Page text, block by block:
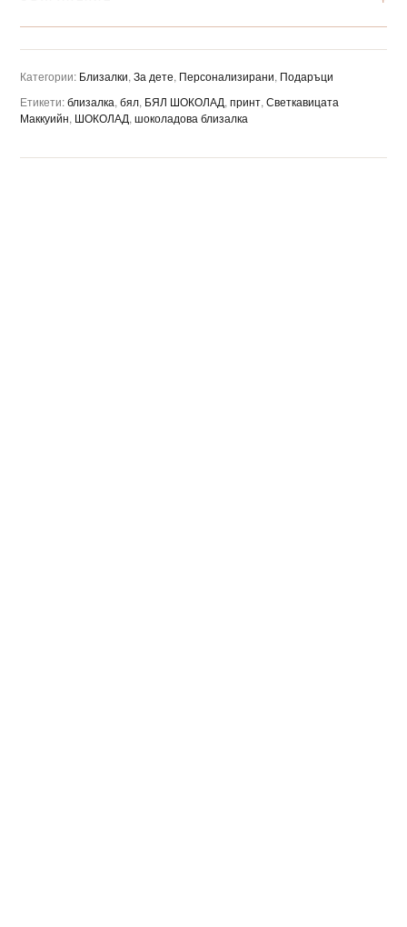
Категории: Близалки, За дете, Персонализирани, Подаръци
Етикети:близалка, бял, БЯЛ ШОКОЛАД, принт, Светкавицата
Маккуийн, ШОКОЛАД, шоколадова близалка